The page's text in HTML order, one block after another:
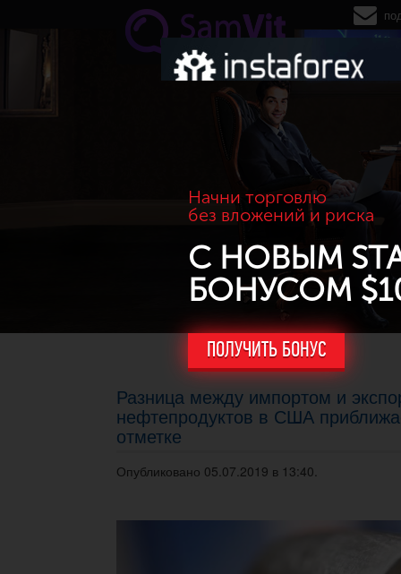
Перейти к основному содержанию
Начни торговлю
без вложений и риска
С НОВЫМ
БОНУСОМ
ПОЛУЧИТЬ БОНУС
Разница между импортом и
нефтепродуктов в США
отметке
Опубликовано 05.07.2019 в 13:40.